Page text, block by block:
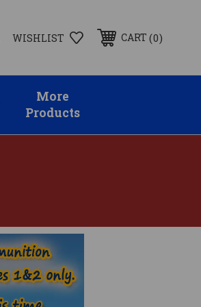
WISHLIST CART 0
More
Products